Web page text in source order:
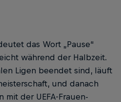
das Wort „Pause“
während der Halbzeit.
Ligen beendet sind, läuft
und danach
mit der UEFA-Frauen-